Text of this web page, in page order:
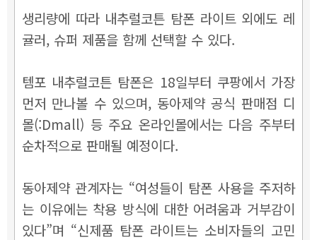
생리량에 따라 내추럴코튼 탐폰 라이트 외에도 레
귤러, 슈퍼 제품을 함께 선택할 수 있다.
템포 내추럴코튼 탐폰은 18일부터 쿠팡에서 가장
먼저 만나볼 수 있으며, 동아제약 공식 판매점 디
몰(:Dmall) 등 주요 온라인몰에서는 다음 주부터
순차적으로 판매될 예정이다.
동아제약 관계자는 “여성들이 탐폰 사용을 주저하
는 이유에는 착용 방식에 대한 어려움과 거부감이
있다”며 “신제품 탐폰 라이트는 소비자들의 고민